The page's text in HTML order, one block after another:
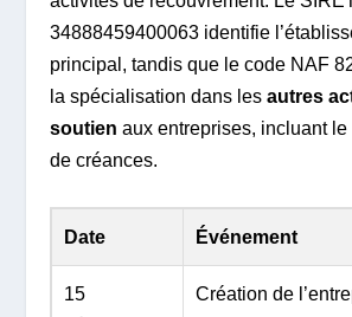
34888459400063 identifie
principal, tandis que le code NAF
la spécialisation dans lesautres
soutien aux entreprises, incluant
de créances.
Date Événement
15
Création de